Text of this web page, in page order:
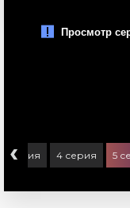
‹
3 серия 4 серия 5